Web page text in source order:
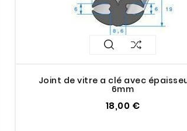
Joint de vitre a clé avec
6mm
18,00 €